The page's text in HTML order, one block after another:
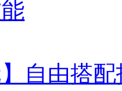
】自由搭